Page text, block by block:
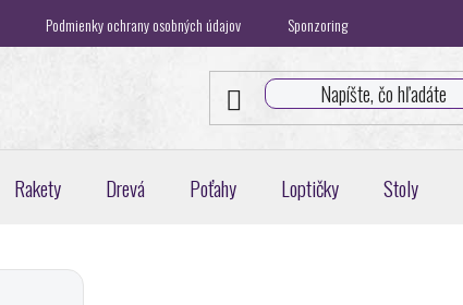
Podmienky ochrany osobných údajov Sponzoring
Rakety Drevá Poťahy Loptičky Stoly